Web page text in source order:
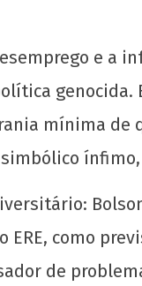
e a
genocida.
mínima de
simbólico
como
de